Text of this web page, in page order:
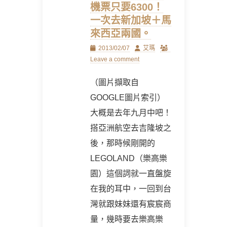
機票只要6300！
一次去新加坡＋馬
來西亞兩國。
Posted
on
2013/02/07 Author
艾瑪
Leave a comment
（圖片擷取自
GOOGLE圖片索引）
大概是去年九月中吧！
搭亞洲航空去吉隆坡之
後，那時候剛開的
LEGOLAND（樂高樂
園）這個詞就一直盤旋
在我的耳中，一回到台
灣就跟妹妹還有宸宸商
量，幾時要去樂高樂